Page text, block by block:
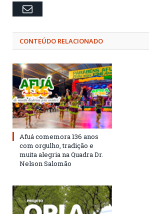
Email
CONTEÚDO RELACIONADO
Afuá comemora 136 anos
com orgulho, tradição e
muita alegria na Quadra Dr.
Nelson Salomão